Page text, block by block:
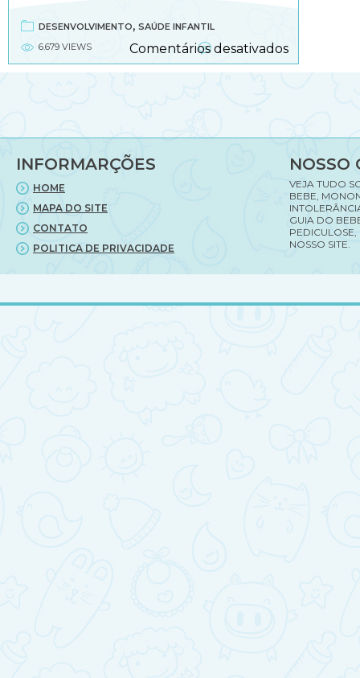
DESENVOLVIMENTO, SAÚDE INFANTIL
6.679 VIEWS
Comentários desativadosem
Limpeza
bebê.
INFORMARÇÕES
HOME
MAPA DO SITE
CONTATO
POLITICA DE PRIVACIDADE
NOSSO
VEJA TUDO
BEBE,
GUIA DO
PEDICULOSE,
NOSSO SITE.